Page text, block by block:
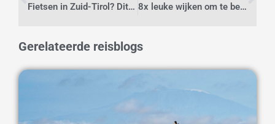
Fietsen in Zuid-Tirol? Dit zijn de meest spectaculaire routes 8x leuke wijken om te bezoeken in Seoul, Zuid-Korea
Gerelateerde reisblogs